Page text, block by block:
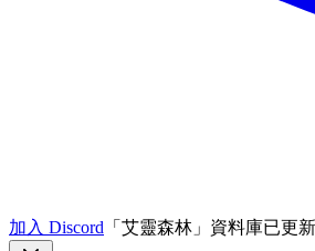
加入 Discord 「艾靈森林」資料庫已更